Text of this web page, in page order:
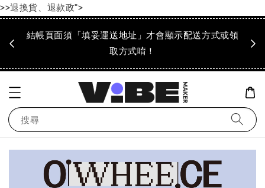
>>退換貨、退款政">
結帳頁面須「填妥運送地址」才會顯示配送方式或領
取方式唷！
搜尋